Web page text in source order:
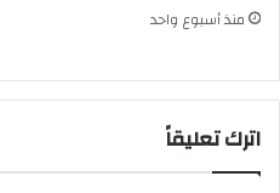
منذ أسبوع واحد
اترك تعليقاً